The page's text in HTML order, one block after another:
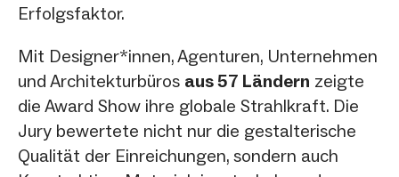
Erfolgsfaktor.
Mit Designer*innen, Agenturen, Unternehmen
und Architekturbüros aus 57 Ländern zeigte
die Award Show ihre globale Strahlkraft. Die
Jury bewertete nicht nur die gestalterische
Qualität der Einreichungen, sondern auch